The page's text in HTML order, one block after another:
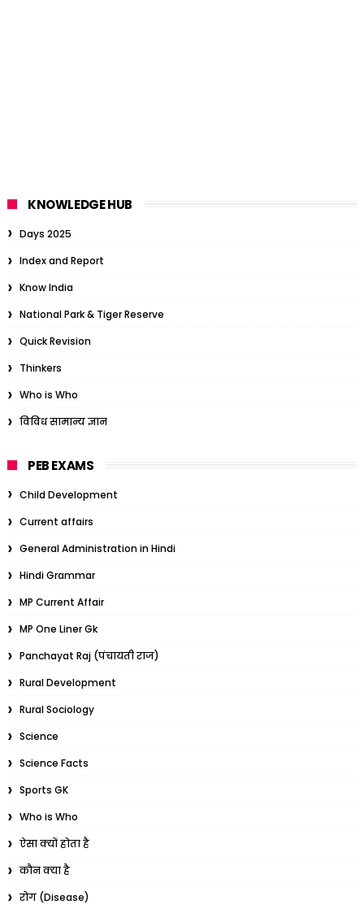
KNOWLEDGE HUB
Days 2025
Index and Report
Know India
National Park & Tiger Reserve
Quick Revision
Thinkers
Who is Who
विविध सामान्य ज्ञान
PEB EXAMS
Child Development
Current affairs
General Administration in Hindi
Hindi Grammar
MP Current Affair
MP One Liner Gk
Panchayat Raj (पंचायती राज)
Rural Development
Rural Sociology
Science
Science Facts
Sports GK
Who is Who
ऐसा क्यों होता है
कौन क्या है
रोग (Disease)